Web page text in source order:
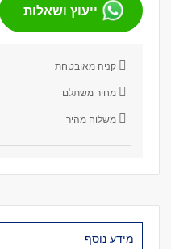
ייעוץ ושאלות
קניה מאובטחת
מחיר משתלם
משלוח מהיר
מידע נוסף